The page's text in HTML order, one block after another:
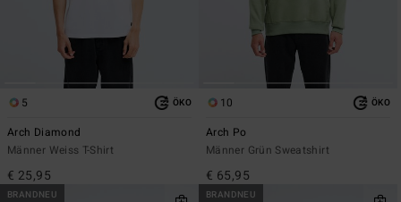
5 ÖKO
Arch Diamond
Männer Weiss T-Shirt
€ 25,95
10 ÖKO
Arch Po
Männer Grün Sweatshirt
€ 65,95
BRANDNEU BRANDNEU